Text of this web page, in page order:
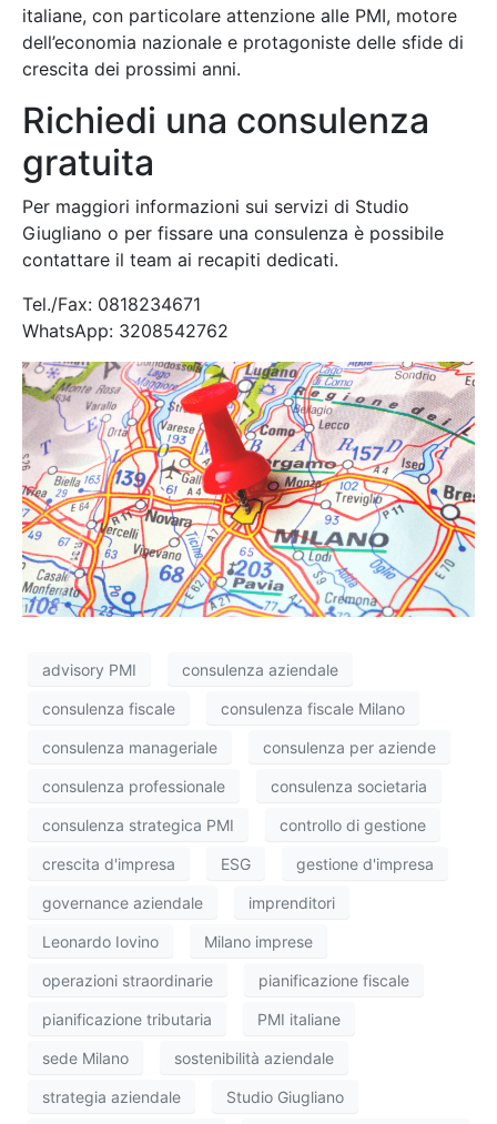
italiane, con particolare attenzione alle PMI, motore
dell’economia nazionale e protagoniste delle sfide di
crescita dei prossimi anni.
Richiedi una consulenza
gratuita
Per maggiori informazioni sui servizi di Studio
Giugliano o per fissare una consulenza è possibile
contattare il team ai recapiti dedicati.
Tel./Fax: 0818234671
WhatsApp: 3208542762
advisory PMI consulenza aziendale
consulenza fiscale consulenza fiscale Milano
consulenza manageriale consulenza per aziende
consulenza professionale consulenza societaria
consulenza strategica PMI controllo di gestione
crescita d'impresa ESG gestione d'impresa
governance aziendale imprenditori
Leonardo Iovino Milano imprese
operazioni straordinarie pianificazione fiscale
pianificazione tributaria PMI italiane
sede Milano sostenibilità aziendale
strategia aziendale Studio Giugliano